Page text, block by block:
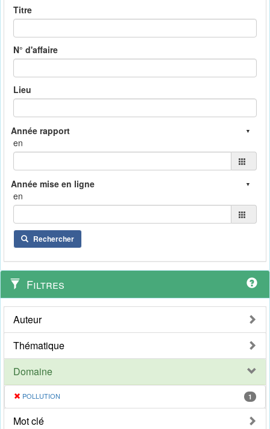
Titre
N° d'affaire
Lieu
en
en
Rechercher
Filtres
Auteur
Thématique
Domaine
POLLUTION 1
Mot clé